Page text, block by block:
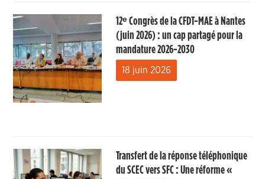
12ᵉ Congrès de la CFDT-MAE à Nantes
(juin 2026) : un cap partagé pour la
mandature 2026-2030
18 juin 2026
Transfert de la réponse téléphonique
du SCEC vers SFC : Une réforme «